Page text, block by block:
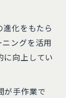
化をもたら
ングを活用
に向上してい
が手作業で